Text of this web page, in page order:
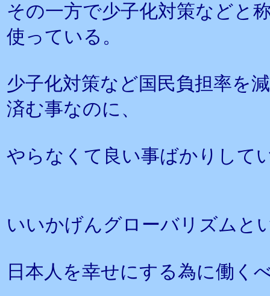
その一方で少子化対策などと
使っている。
少子化対策など国民負担率を
済む事なのに、
やらなくて良い事ばかりして
いいかげんグローバリズムと
日本人を幸せにする為に働く